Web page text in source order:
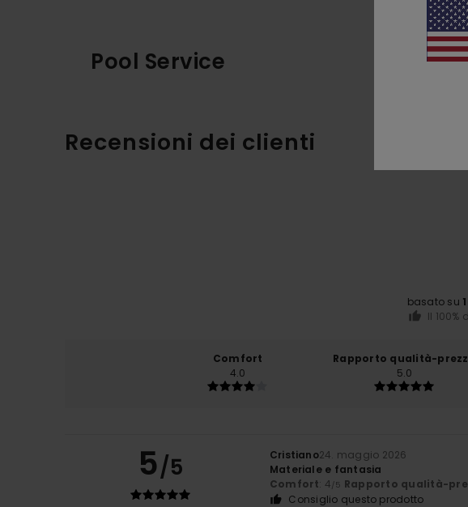
Pool Service
Recensioni dei clienti
basato su
Il
Comfort
4.0
Rapporto qualità-
5.0
5/5 Cristiano24. maggio 2026
Materiale e fantasia
Comfort: 4/5 Rapporto qualità-
Consiglio questo prodotto